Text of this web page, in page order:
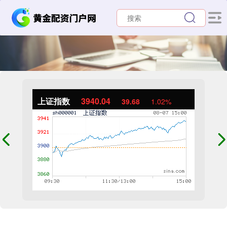
上证指数 3940.04 39.68 1.02%